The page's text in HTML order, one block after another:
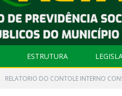
ESTRUTURA
RELATORIO DO CONTOLE INTERNO